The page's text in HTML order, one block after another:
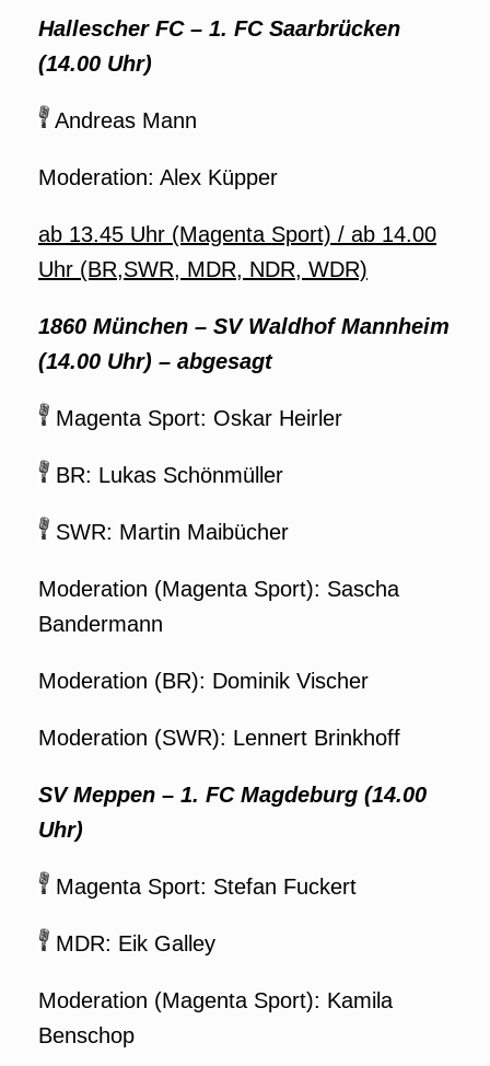
Hallescher FC – 1. FC Saarbrücken
(14.00 Uhr)
Andreas Mann
Moderation: Alex Küpper
ab 13.45 Uhr (Magenta Sport) / ab 14.00
Uhr (BR,SWR, MDR, NDR, WDR)
1860 München – SV Waldhof Mannheim
(14.00 Uhr) – abgesagt
Magenta Sport: Oskar Heirler
BR: Lukas Schönmüller
SWR: Martin Maibücher
Moderation (Magenta Sport): Sascha
Bandermann
Moderation (BR): Dominik Vischer
Moderation (SWR): Lennert Brinkhoff
SV Meppen – 1. FC Magdeburg (14.00
Uhr)
Magenta Sport: Stefan Fuckert
MDR: Eik Galley
Moderation (Magenta Sport): Kamila
Benschop